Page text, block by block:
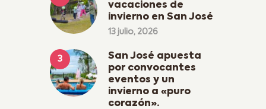
vacaciones de
invierno en San José
13 julio, 2026
San José apuesta
por convocantes
eventos y un
invierno a «puro
corazón».